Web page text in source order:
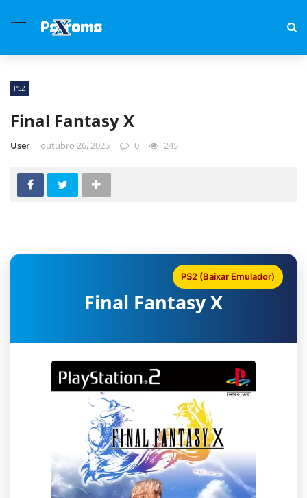
PS2
Final Fantasy X
User outubro 26, 2025 0 245
Final Fantasy X
PS2 (Baixar Emulador)